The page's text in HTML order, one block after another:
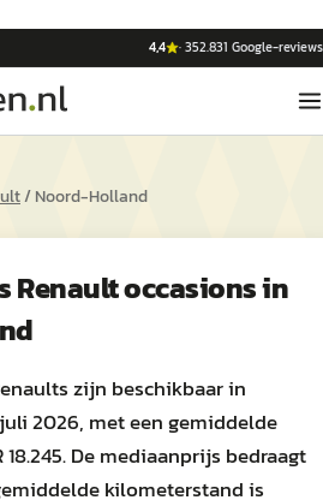
4,4 ·352.831 Google-reviews
/Noord-Holland
Renaultoccasions in
zijn beschikbaar in
2026, met een gemiddelde
18.245. De mediaanprijs bedraagt
kilometerstand is